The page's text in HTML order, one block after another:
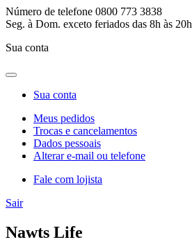
Número de telefone 0800 773 3838
Seg. à Dom. exceto feriados das 8h às 20h
Sua conta
Sua conta
Meus pedidos
Trocas e cancelamentos
Dados pessoais
Alterar e-mail ou telefone
Fale com lojista
Sair
Nawts Life